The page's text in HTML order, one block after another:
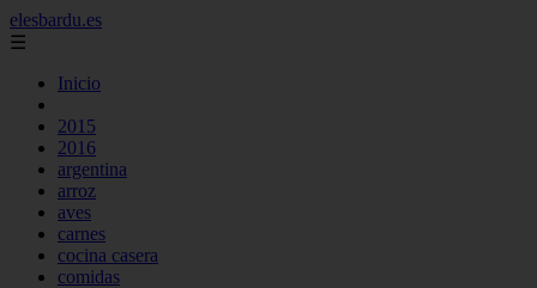
elesbardu.es
☰
Inicio
2015
2016
argentina
arroz
aves
carnes
cocina casera
comidas